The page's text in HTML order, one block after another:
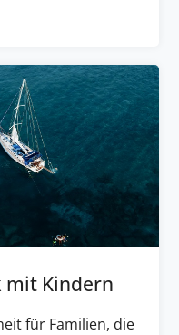
mit Kindern
für Familien, die